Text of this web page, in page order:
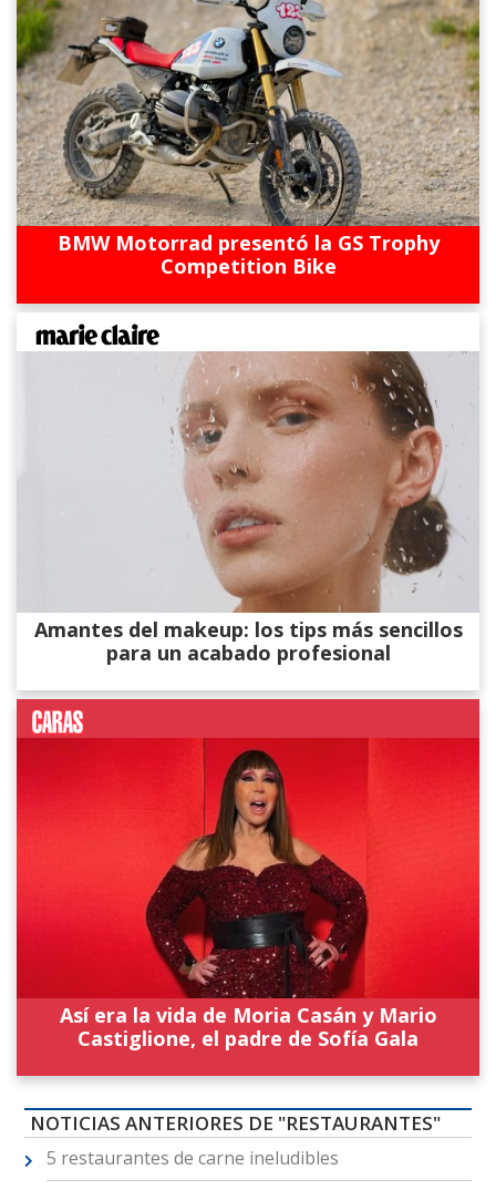
BMW Motorrad presentó la GS Trophy
Competition Bike
Amantes del makeup: los tips más sencillos
para un acabado profesional
Así era la vida de Moria Casán y Mario
Castiglione, el padre de Sofía Gala
NOTICIAS ANTERIORES DE "RESTAURANTES"
5 restaurantes de carne ineludibles